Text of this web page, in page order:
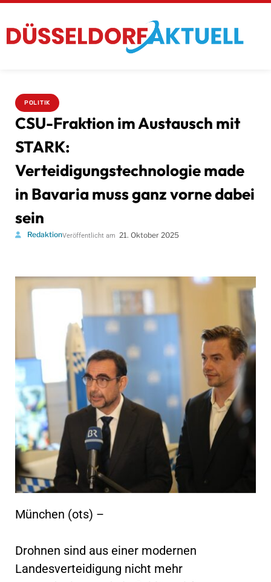
POLITIK
CSU-Fraktion im Austausch mit
STARK:
Verteidigungstechnologie made
in Bavaria muss ganz vorne dabei
sein
RedaktionVeröffentlicht am 21. Oktober 2025
München (ots) –
Drohnen sind aus einer modernen
Landesverteidigung nicht mehr